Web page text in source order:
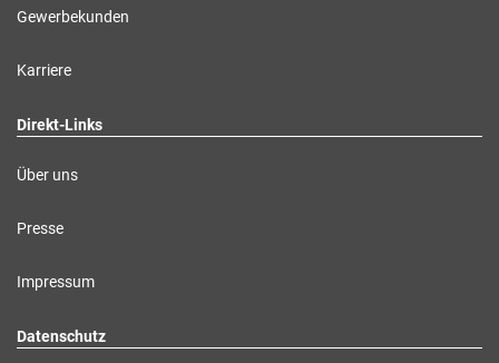
Gewerbekunden
Karriere
Direkt-Links
Über uns
Presse
Impressum
Datenschutz